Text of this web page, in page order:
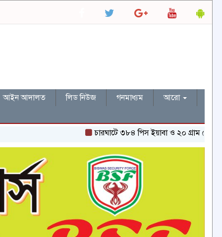
আইন আদালত লিড নিউজ গনমাধ্যম
আরো
চারঘাটে ৩৮৪ পিস ইয়াবা ও ২০ গ্রাম হেরোইনসহ